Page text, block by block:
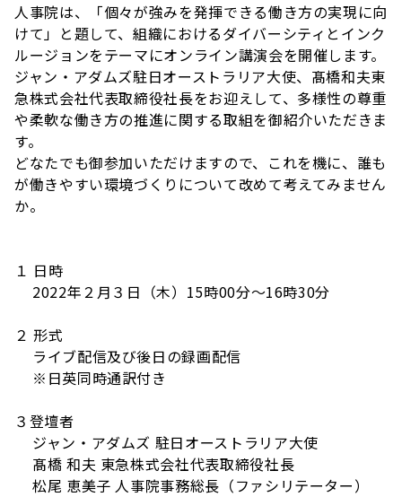
人事院は、「個々が強みを発揮できる働き方の実現に向
けて」と題して、組織におけるダイバーシティとインク
ルージョンをテーマにオンライン講演会を開催します。
ジャン・アダムズ駐日オーストラリア大使、髙橋和夫東
急株式会社代表取締役社長をお迎えして、多様性の尊重
や柔軟な働き方の推進に関する取組を御紹介いただきま
す。
どなたでも御参加いただけますので、これを機に、誰も
が働きやすい環境づくりについて改めて考えてみません
か。
１ 日時
2022年２月３日（木）15時00分～16時30分
２ 形式
ライブ配信及び後日の録画配信
※日英同時通訳付き
３登壇者
ジャン・アダムズ 駐日オーストラリア大使
髙橋 和夫 東急株式会社代表取締役社長
松尾 恵美子 人事院事務総長（ファシリテーター）